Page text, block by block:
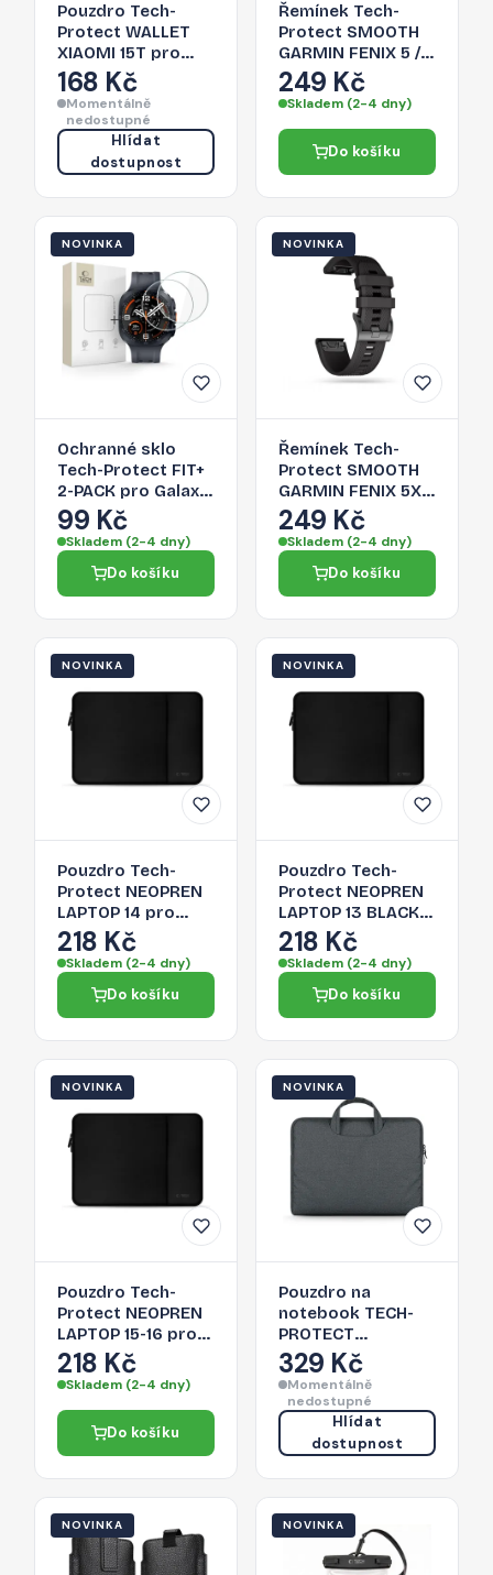
Pouzdro Tech-
Protect WALLET
XIAOMI 15T pro
Xiaomi 15T - černé
168 Kč
Momentálně
nedostupné
Hlídat
dostupnost
Řemínek Tech-
Protect SMOOTH
GARMIN FENIX 5 / 6
/ 6 PRO / 7 - black
249 Kč
Skladem (2-4 dny)
Do košíku
NOVINKA
Ochranné sklo
Tech-Protect FIT+
2-PACK pro Galaxy
Watch ULTRA 2 (47
MM) - clear
99 Kč
Skladem (2-4 dny)
Do košíku
NOVINKA
Řemínek Tech-
Protect SMOOTH
GARMIN FENIX 5X /
5X PLUS / 6X / 6X
PRO / 7X / 8 / 8 PRO
(51 MM) pro
Garmin - černá
249 Kč
Skladem (2-4 dny)
Do košíku
NOVINKA
Pouzdro Tech-
Protect NEOPREN
LAPTOP 14 pro
notebook - černé
218 Kč
Skladem (2-4 dny)
Do košíku
NOVINKA
Pouzdro Tech-
Protect NEOPREN
LAPTOP 13 BLACK
pro 13" notebook -
černé
218 Kč
Skladem (2-4 dny)
Do košíku
NOVINKA
Pouzdro Tech-
Protect NEOPREN
LAPTOP 15-16 pro
notebook - černé
218 Kč
Skladem (2-4 dny)
Do košíku
NOVINKA
Pouzdro na
notebook TECH-
PROTECT
BRIEFCASE LAPTOP
15-16 pro
notebook - tmavě
šedé
329 Kč
Momentálně
nedostupné
Hlídat
dostupnost
NOVINKA NOVINKA